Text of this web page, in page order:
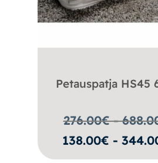
Petauspatja HS45
276.00€ -
138.00€ -